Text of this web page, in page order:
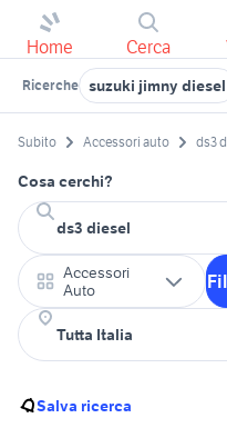
Home Cerca
Ricerche suzuki jimny diesel
Subito Accessori auto ds3
Cosa cerchi?
Accessori
Auto
Salva ricerca